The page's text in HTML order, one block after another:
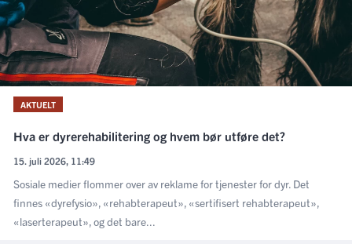
AKTUELT
Hva er dyrerehabilitering og hvem bør utføre det?
15. juli 2026, 11:49
Sosiale medier flommer over av reklame for tjenester for dyr. Det
finnes «dyrefysio», «rehabterapeut», «sertifisert rehabterapeut»,
«laserterapeut», og det bare...